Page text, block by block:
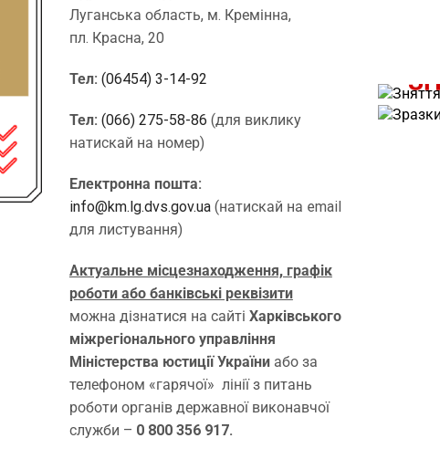
Луганська область, м. Кремінна,
пл. Красна, 20
Тел: (06454) 3-14-92
Тел: (066) 275-58-86 (для виклику
натискай на номер)
Електронна пошта:
info@km.lg.dvs.gov.ua(натискай на email
для листування)
Актуальне місцезнаходження, графік
роботи або банківські реквізити
можна дізнатися на сайті Харківського
міжрегіонального управління
Міністерства юстиції України або за
телефоном «гарячої» лінії з питань
роботи органів державної виконавчої
служби – 0 800 356 917.